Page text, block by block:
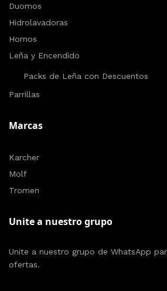
Duomos
Hidrolavadoras
Hornos
Leña y Encendido
Packs de Leña con Descuentos
Parrillas
Marcas
Karcher
Molf
Tromen
Unite a nuestro grupo
Unite a nuestro grupo de WhatsApp
ofertas.